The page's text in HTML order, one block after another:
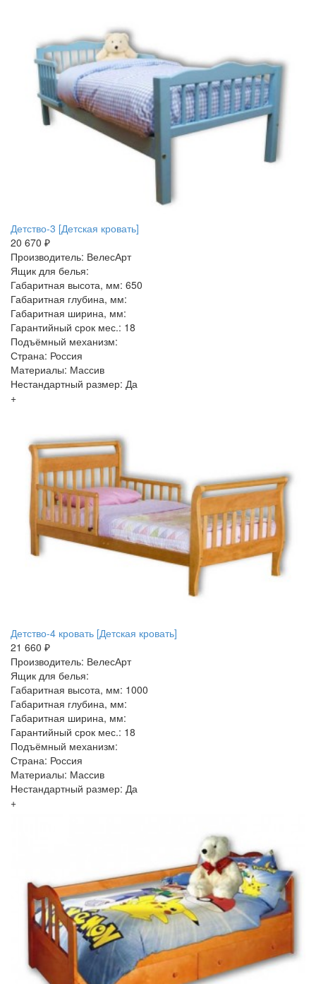
Детство-3 [Детская кровать]
20 670 ₽
Производитель: ВелесАрт
Ящик для белья:
Габаритная высота, мм: 650
Габаритная глубина, мм:
Габаритная ширина, мм:
Гарантийный срок мес.: 18
Подъёмный механизм:
Страна: Россия
Материалы: Массив
Нестандартный размер: Да
+
Детство-4 кровать [Детская кровать]
21 660 ₽
Производитель: ВелесАрт
Ящик для белья:
Габаритная высота, мм: 1000
Габаритная глубина, мм:
Габаритная ширина, мм:
Гарантийный срок мес.: 18
Подъёмный механизм:
Страна: Россия
Материалы: Массив
Нестандартный размер: Да
+